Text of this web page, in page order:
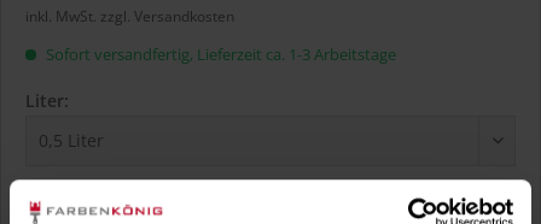
inkl. MwSt. zzgl. Versandkosten
Sofort versandfertig, Lieferzeit ca. 1-3 Arbeitstage
Liter:
Verbrauch berechnen